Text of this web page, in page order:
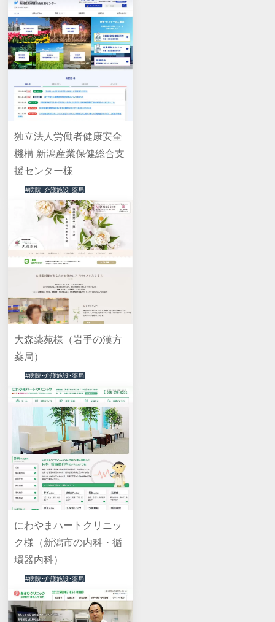
独立法人労働者健康安全
機構 新潟産業保健総合支
援センター様
#病院･介護施設･薬局
大森薬苑様（岩手の漢方
薬局）
#病院･介護施設･薬局
にわやまハートクリニッ
ク様（新潟市の内科・循
環器内科）
#病院･介護施設･薬局